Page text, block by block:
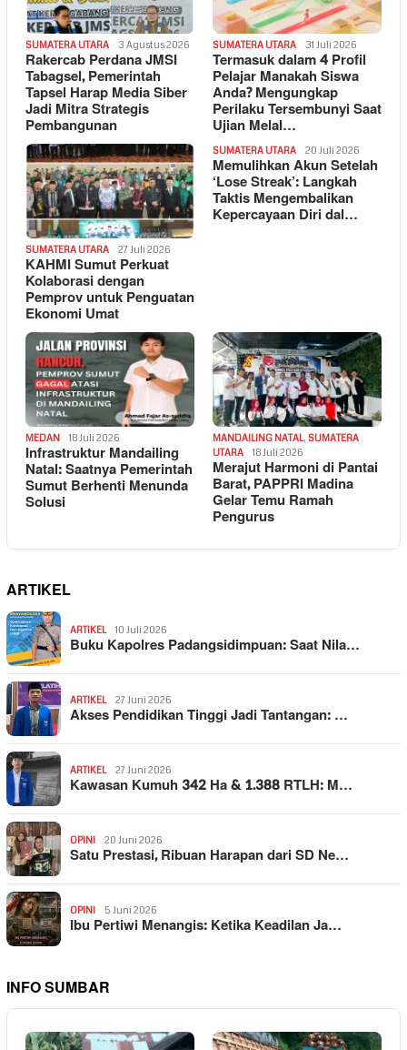
SUMATERA UTARA 3 Agustus 2026
Rakercab Perdana JMSI
Tabagsel, Pemerintah
Tapsel Harap Media Siber
Jadi Mitra Strategis
Pembangunan
SUMATERA UTARA 31 Juli 2026
Termasuk dalam 4 Profil
Pelajar Manakah Siswa
Anda? Mengungkap
Perilaku Tersembunyi Saat
Ujian Melal…
SUMATERA UTARA 27 Juli 2026
KAHMI Sumut Perkuat
Kolaborasi dengan
Pemprov untuk Penguatan
Ekonomi Umat
SUMATERA UTARA 20 Juli 2026
Memulihkan Akun Setelah
‘Lose Streak’: Langkah
Taktis Mengembalikan
Kepercayaan Diri dal…
MEDAN 18 Juli 2026
Infrastruktur Mandailing
Natal: Saatnya Pemerintah
Sumut Berhenti Menunda
Solusi
MANDAILING NATAL, SUMATERA
UTARA
18 Juli 2026
Merajut Harmoni di Pantai
Barat, PAPPRI Madina
Gelar Temu Ramah
Pengurus
ARTIKEL
ARTIKEL 10 Juli 2026
Buku Kapolres Padangsidimpuan: Saat Nila…
ARTIKEL 27 Juni 2026
Akses Pendidikan Tinggi Jadi Tantangan: …
ARTIKEL 27 Juni 2026
Kawasan Kumuh 342 Ha & 1.388 RTLH: M…
OPINI 20 Juni 2026
Satu Prestasi, Ribuan Harapan dari SD Ne…
OPINI 5 Juni 2026
Ibu Pertiwi Menangis: Ketika Keadilan Ja…
INFO SUMBAR